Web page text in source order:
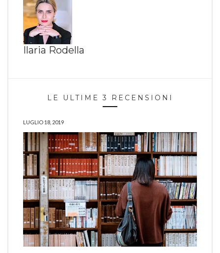
Ilaria Rodella
LE ULTIME 3 RECENSIONI
LUGLIO 18, 2019